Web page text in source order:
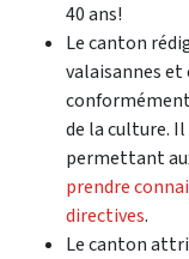
40 ans!
Le canton
valaisannes
de la culture.
permettant
prendre
directives.
Le canton